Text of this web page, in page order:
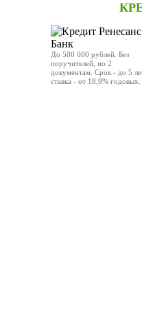
До 500 000 рублей. Без
поручителей, по 2
документам. Срок - до 5
ставка - от 18,9% годовых.